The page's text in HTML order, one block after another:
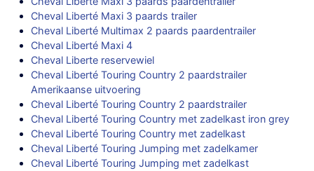
Cheval Liberté Maxi 3 paards trailer
Cheval Liberté Multimax 2 paards paardentrailer
Cheval Liberté Maxi 4
Cheval Liberte reservewiel
Cheval Liberté Touring Country 2 paardstrailer
Amerikaanse uitvoering
Cheval Liberté Touring Country 2 paardstrailer
Cheval Liberté Touring Country met zadelkast iron grey
Cheval Liberté Touring Country met zadelkast
Cheval Liberté Touring Jumping met zadelkamer
Cheval Liberté Touring Jumping met zadelkast